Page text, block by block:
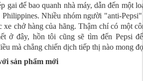
gai để bao quanh nhà máy, dẫn đến một
Nhiều nhóm người "anti-
xe chở hàng của hãng. Thậm chí có một
ở đây, hồn tôi cũng sẽ tìm đến Pepsi
mà chẳng chiến dịch tiếp thị nào mong
sản phẩm mới